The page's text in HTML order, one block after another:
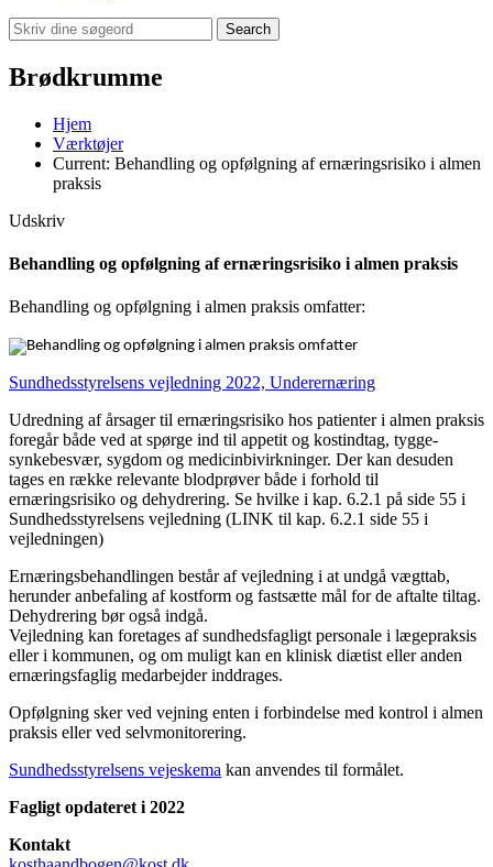
Search
Brødkrumme
Hjem
Værktøjer
Current: Behandling og opfølgning af ernæringsrisiko i almen
praksis
Udskriv
Behandling og opfølgning af ernæringsrisiko i almen praksis
Behandling og opfølgning i almen praksis omfatter:
Sundhedsstyrelsens vejledning 2022, Underernæring
Udredning af årsager til ernæringsrisiko hos patienter i almen praksis
foregår både ved at spørge ind til appetit og kostindtag, tygge-
synkebesvær, sygdom og medicinbivirkninger. Der kan desuden
tages en række relevante blodprøver både i forhold til
ernæringsrisiko og dehydrering. Se hvilke i kap. 6.2.1 på side 55 i
Sundhedsstyrelsens vejledning (LINK til kap. 6.2.1 side 55 i
vejledningen)
Ernæringsbehandlingen består af vejledning i at undgå vægttab,
herunder anbefaling af kostform og fastsætte mål for de aftalte tiltag.
Dehydrering bør også indgå.
Vejledning kan foretages af sundhedsfagligt personale i lægepraksis
eller i kommunen, og om muligt kan en klinisk diætist eller anden
ernæringsfaglig medarbejder inddrages.
Opfølgning sker ved vejning enten i forbindelse med kontrol i almen
praksis eller ved selvmonitorering.
Sundhedsstyrelsens vejeskema kan anvendes til formålet.
Fagligt opdateret i 2022
Kontakt